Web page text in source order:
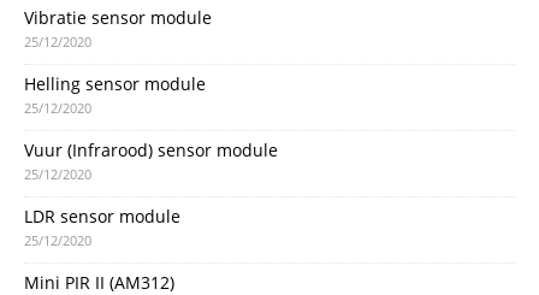
Vibratie sensor module
25/12/2020
Helling sensor module
25/12/2020
Vuur (Infrarood) sensor module
25/12/2020
LDR sensor module
25/12/2020
Mini PIR II (AM312)